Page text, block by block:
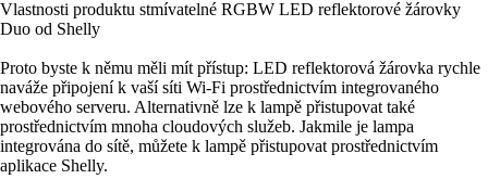
Vlastnosti produktu stmívatelné RGBW LED reflektorové žárovky
Duo od Shelly
Proto byste k němu měli mít přístup: LED reflektorová žárovka rychle
naváže připojení k vaší síti Wi-Fi prostřednictvím integrovaného
webového serveru. Alternativně lze k lampě přistupovat také
prostřednictvím mnoha cloudových služeb. Jakmile je lampa
integrována do sítě, můžete k lampě přistupovat prostřednictvím
aplikace Shelly.